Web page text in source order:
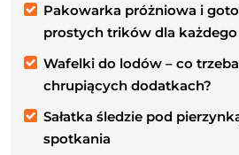
Pakowarka próżniowa i
prostych trików dla każdego
Wafelki do lodów – co
chrupiących dodatkach?
Sałatka śledzie pod
spotkania